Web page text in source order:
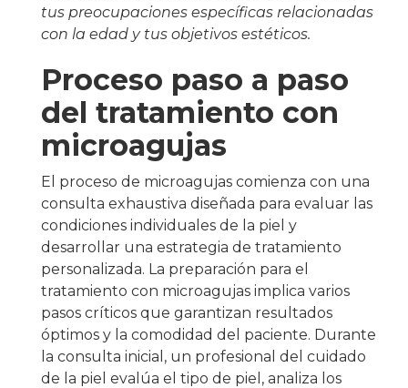
tus preocupaciones específicas relacionadas
con la edad y tus objetivos estéticos.
Proceso paso a paso
del tratamiento con
microagujas
El proceso de microagujas comienza con una
consulta exhaustiva diseñada para evaluar las
condiciones individuales de la piel y
desarrollar una estrategia de tratamiento
personalizada. La preparación para el
tratamiento con microagujas implica varios
pasos críticos que garantizan resultados
óptimos y la comodidad del paciente. Durante
la consulta inicial, un profesional del cuidado
de la piel evalúa el tipo de piel, analiza los